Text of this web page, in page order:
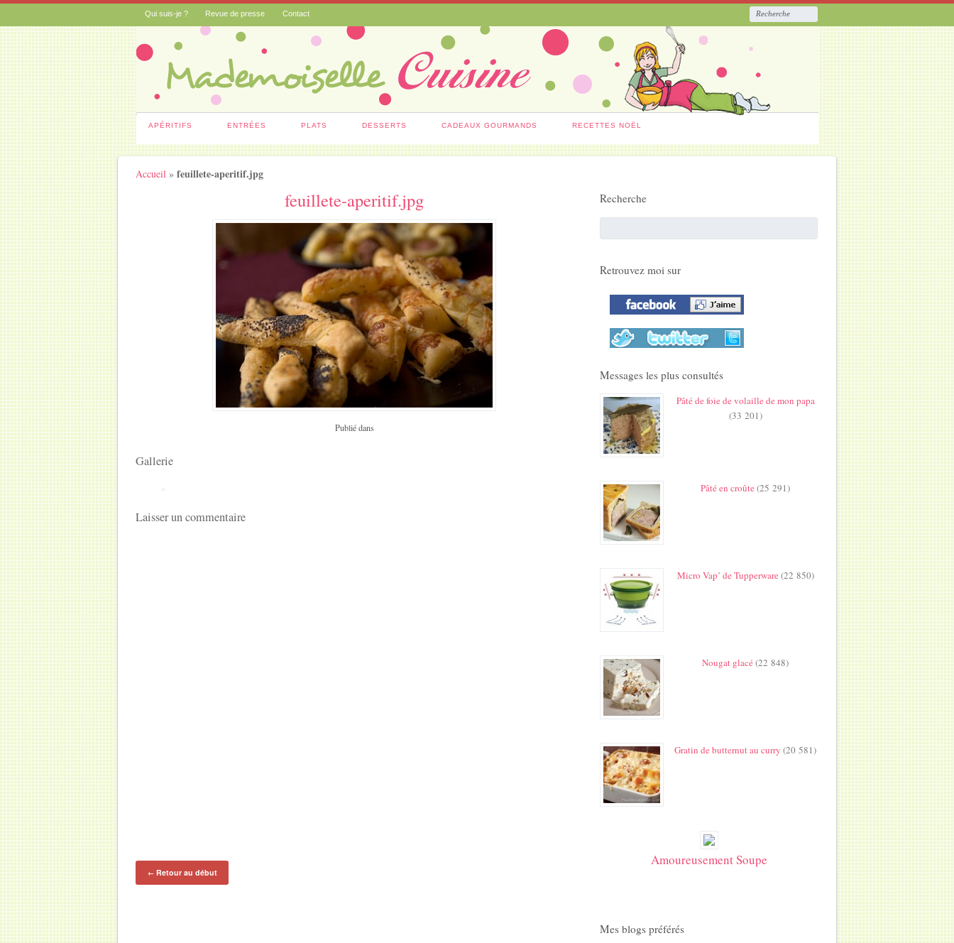
Qui suis-je ? Revue de presse Contact
APÉRITIFS ENTRÉES PLATS DESSERTS CADEAUX GOURMANDS RECETTES NOËL
Accueil »feuillete-aperitif.jpg
feuillete-aperitif.jpg
Publié dans
Gallerie
Laisser un commentaire
←Retour au début
Recherche
Retrouvez moi sur
Messages les plus consultés
Pâté de foie de volaille de mon papa
(33 201)
Pâté en croûte(25 291)
Micro Vap’ de Tupperware(22 850)
Nougat glacé(22 848)
Gratin de butternut au curry (20 581)
Amoureusement Soupe
Mes blogs préférés